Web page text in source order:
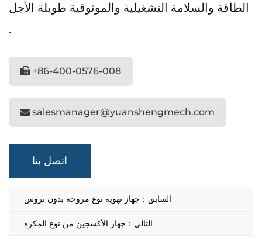
الطاقة والسلامة التشغيلية والموثوقية طويلة الأجل
.
+86-400-0576-008
salesmanager@yuanshengmech.com
اتصل بنا
السابق：جهاز تهوية نوع مروحة بدون تروس
التالي：جهاز الأكسجين من نوع المكره